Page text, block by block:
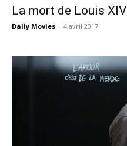
La mort de Louis XIV
Daily Movies - 4 avril 2017